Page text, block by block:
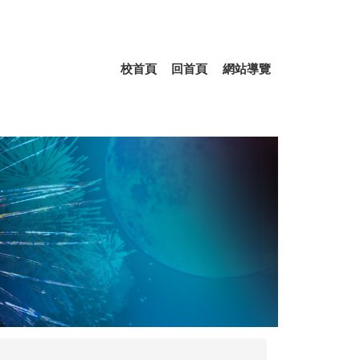
校首頁 回首頁 網站導覽